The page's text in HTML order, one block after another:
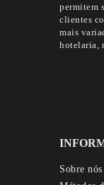
permitem
clientes
mais
hotelaria,
Sobre nós